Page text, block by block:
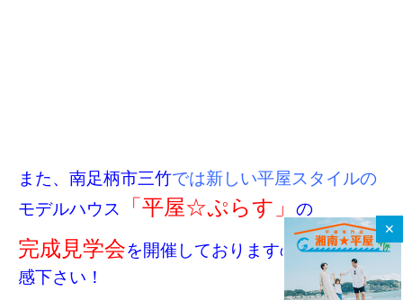
また、南足柄市三竹では新しい平屋スタイルの
モデルハウス
「平屋☆ぷらす」 の
完成見学会を開催しておりますので一度ご体
感下さい！
✕